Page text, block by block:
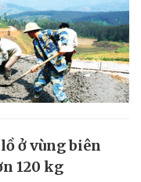
ở vùng biên
120 kg